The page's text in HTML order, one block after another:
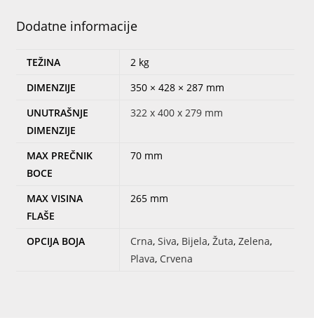
Dodatne informacije
TEŽINA
2 kg
DIMENZIJE
350 × 428 × 287 mm
UNUTRAŠNJE
DIMENZIJE
322 x 400 x 279 mm
MAX PREČNIK
BOCE
70 mm
MAX VISINA
FLAŠE
265 mm
OPCIJA BOJA Crna, Siva, Bijela, Žuta, Zelena,
Plava, Crvena